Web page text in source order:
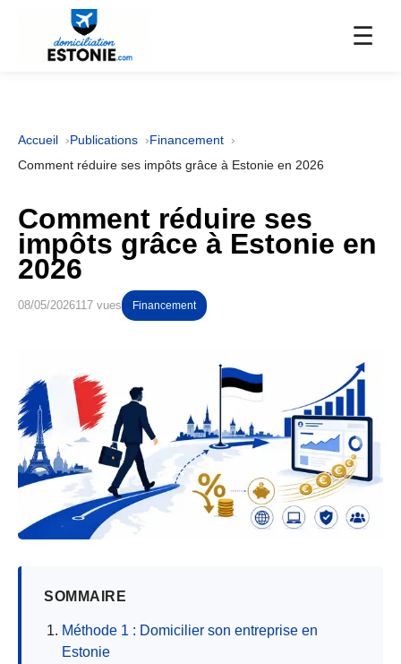
☰
Accueil Publications
Financement
Comment réduire ses impôts grâce à Estonie en 2026
Comment réduire ses
impôts grâce à Estonie en
2026
08/05/2026117 vues Financement
SOMMAIRE
Méthode 1 : Domicilier son entreprise en
Estonie